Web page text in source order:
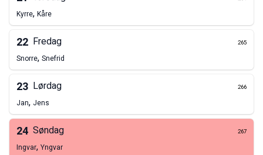
Kyrre, Kåre
22 Fredag 265
Snorre, Snefrid
23 Lørdag 266
Jan, Jens
24 Søndag 267
Ingvar, Yngvar